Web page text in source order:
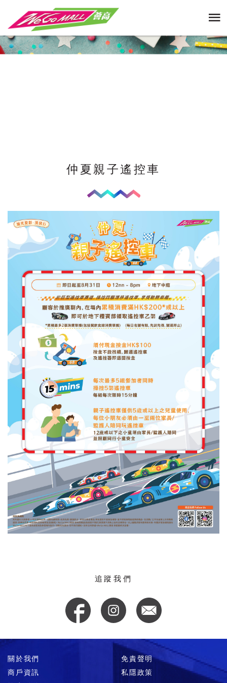
仲夏親子遙控車
追蹤我們
關於我們
商戶資訊
免責聲明
私隱政策